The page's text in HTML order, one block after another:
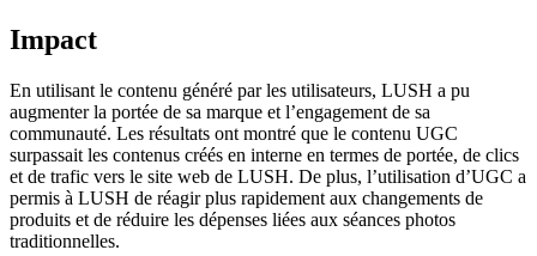
Impact
En utilisant le contenu généré par les utilisateurs, LUSH a pu
augmenter la portée de sa marque et l’engagement de sa
communauté. Les résultats ont montré que le contenu UGC
surpassait les contenus créés en interne en termes de portée, de clics
et de trafic vers le site web de LUSH. De plus, l’utilisation d’UGC a
permis à LUSH de réagir plus rapidement aux changements de
produits et de réduire les dépenses liées aux séances photos
traditionnelles.